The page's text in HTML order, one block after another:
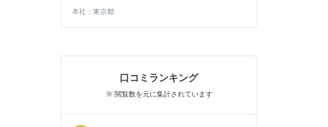
本社： 東京都
口コミランキング
※ 閲覧数を元に集計されています